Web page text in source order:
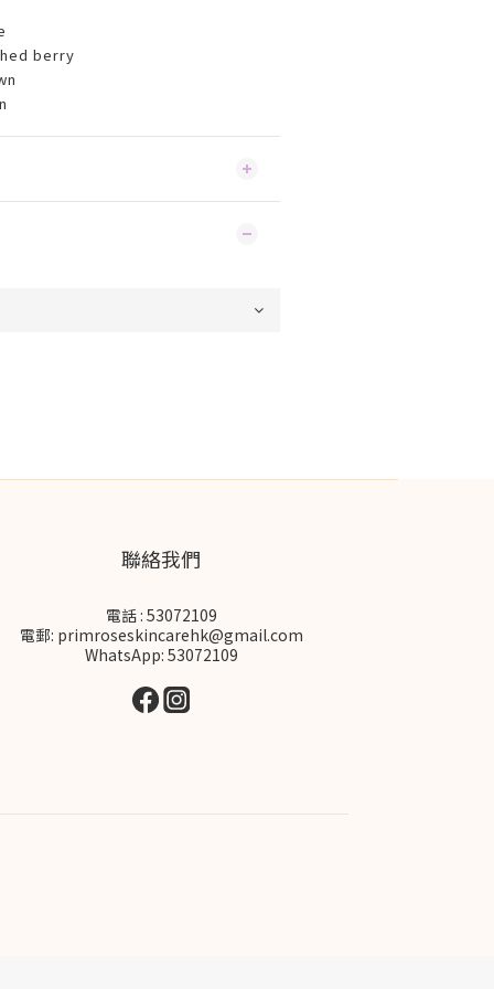
berry
聯絡我們
電話 : 53072109
電郵: primroseskincarehk@gmail.com
WhatsApp: 53072109